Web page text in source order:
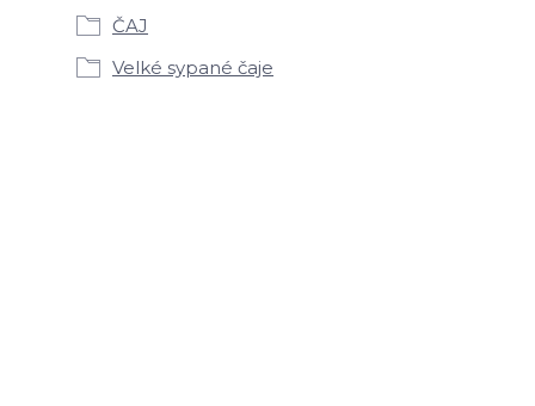
ČAJ
Velké sypané čaje